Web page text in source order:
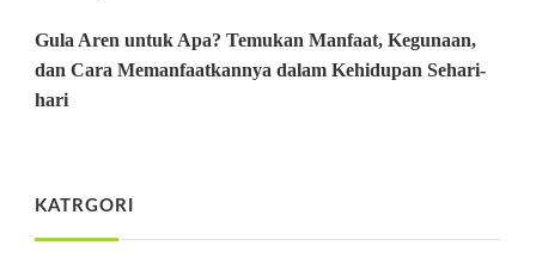
Gula Aren untuk Apa? Temukan Manfaat, Kegunaan,
dan Cara Memanfaatkannya dalam Kehidupan Sehari-
hari
KATRGORI